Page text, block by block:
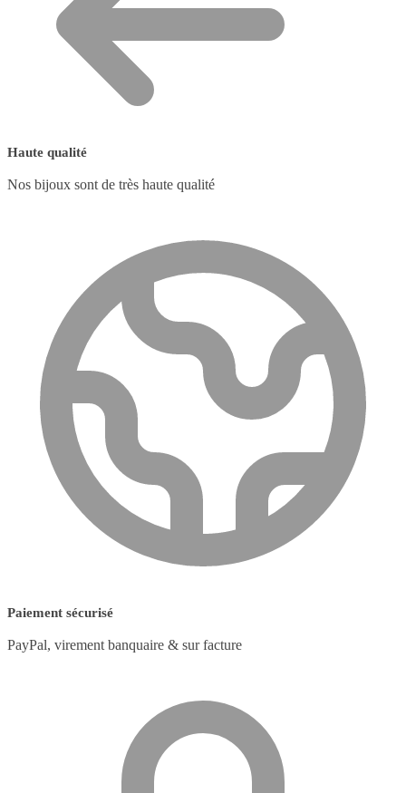
Haute qualité
Nos bijoux sont de très haute qualité
Paiement sécurisé
PayPal, virement banquaire & sur facture